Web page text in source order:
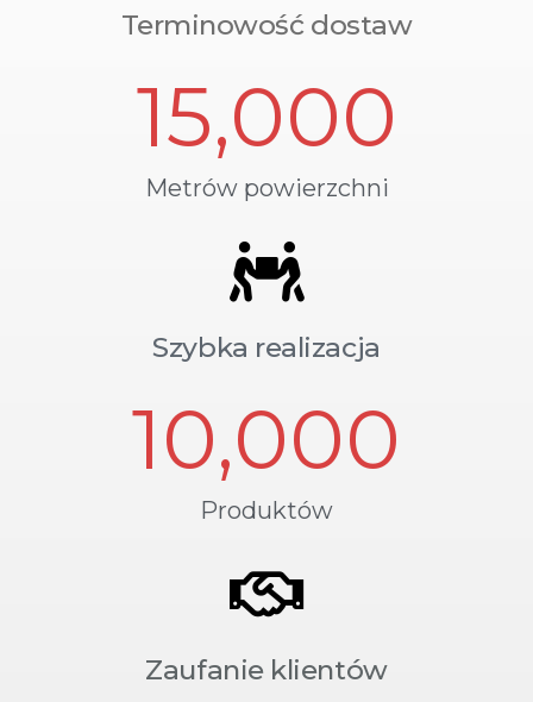
Terminowość dostaw
15,000
Metrów powierzchni
Szybka realizacja
10,000
Produktów
Zaufanie klientów